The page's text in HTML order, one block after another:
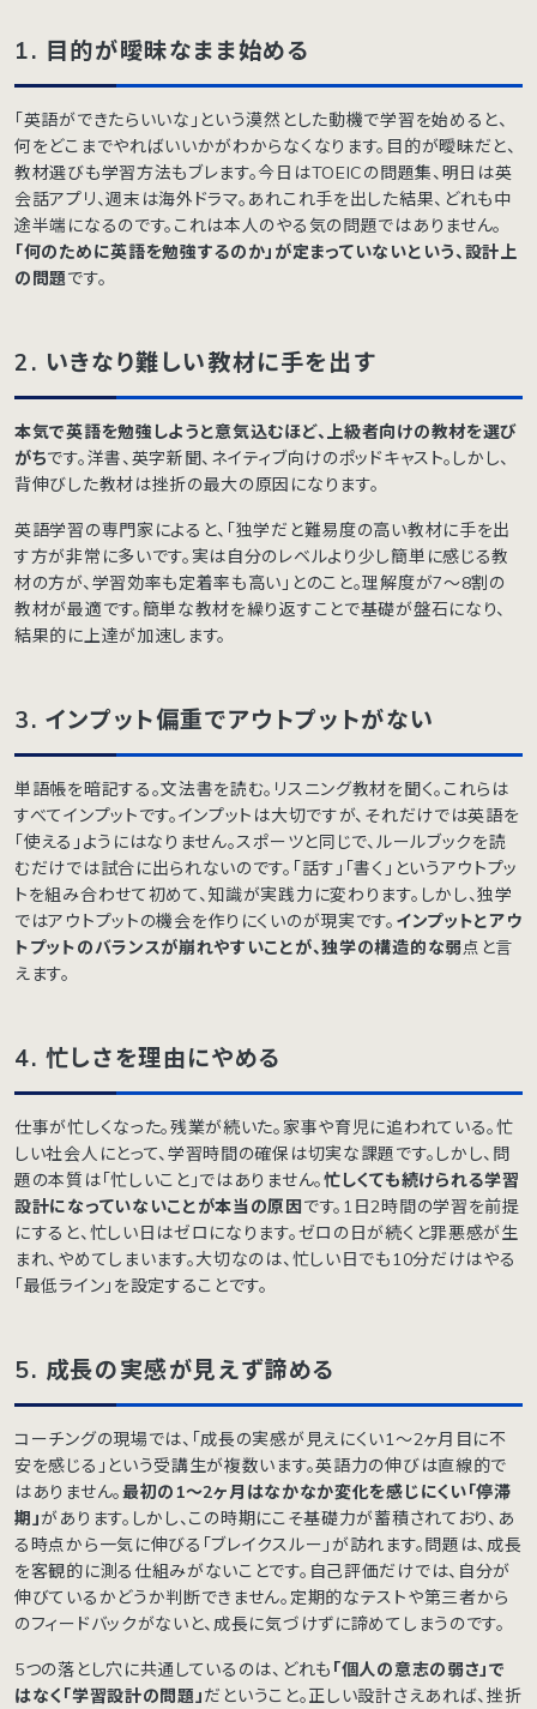
1. 目的が曖昧なまま始める
「英語ができたらいいな」という漠然とした動機で学習を始めると、
何をどこまでやればいいかがわからなくなります。目的が曖昧だと、
教材選びも学習方法もブレます。今日はTOEICの問題集、明日は英
会話アプリ、週末は海外ドラマ。あれこれ手を出した結果、どれも中
途半端になるのです。これは本人のやる気の問題ではありません。
「何のために英語を勉強するのか」が定まっていないという、設計上
の問題です。
2. いきなり難しい教材に手を出す
本気で英語を勉強しようと意気込むほど、上級者向けの教材を選び
がちです。洋書、英字新聞、ネイティブ向けのポッドキャスト。しかし、
背伸びした教材は挫折の最大の原因になります。
英語学習の専門家によると、「独学だと難易度の高い教材に手を出
す方が非常に多いです。実は自分のレベルより少し簡単に感じる教
材の方が、学習効率も定着率も高い」とのこと。理解度が7〜8割の
教材が最適です。簡単な教材を繰り返すことで基礎が盤石になり、
結果的に上達が加速します。
3. インプット偏重でアウトプットがない
単語帳を暗記する。文法書を読む。リスニング教材を聞く。これらは
すべてインプットです。インプットは大切ですが、それだけでは英語を
「使える」ようにはなりません。スポーツと同じで、ルールブックを読
むだけでは試合に出られないのです。「話す」「書く」というアウトプッ
トを組み合わせて初めて、知識が実践力に変わります。しかし、独学
ではアウトプットの機会を作りにくいのが現実です。 インプットとアウ
トプットのバランスが崩れやすいことが、独学の構造的な弱点と言
えます。
4. 忙しさを理由にやめる
仕事が忙しくなった。残業が続いた。家事や育児に追われている。忙
しい社会人にとって、学習時間の確保は切実な課題です。しかし、問
題の本質は「忙しいこと」ではありません。忙しくても続けられる学習
設計になっていないことが本当の原因です。1日2時間の学習を前提
にすると、忙しい日はゼロになります。ゼロの日が続くと罪悪感が生
まれ、やめてしまいます。大切なのは、忙しい日でも10分だけはやる
「最低ライン」を設定することです。
5. 成長の実感が見えず諦める
コーチングの現場では、「成長の実感が見えにくい1〜2ヶ月目に不
安を感じる」という受講生が複数います。英語力の伸びは直線的で
はありません。最初の1〜2ヶ月はなかなか変化を感じにくい「停滞
期」があります。しかし、この時期にこそ基礎力が蓄積されており、あ
る時点から一気に伸びる「ブレイクスルー」が訪れます。問題は、成長
を客観的に測る仕組みがないことです。自己評価だけでは、自分が
伸びているかどうか判断できません。定期的なテストや第三者から
のフィードバックがないと、成長に気づけずに諦めてしまうのです。
5つの落とし穴に共通しているのは、どれも 「個人の意志の弱さ」で
はなく「学習設計の問題」だということ。正しい設計さえあれば、挫折